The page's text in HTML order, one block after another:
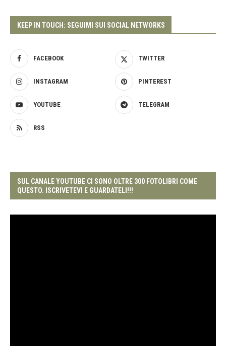
KEEP IN TOUCH: SEGUIMI SUI SOCIAL NETWORKS
FACEBOOK TWITTER
INSTAGRAM PINTEREST
YOUTUBE TELEGRAM
RSS
SUL CANALE YOUTUBE CI SONO OLTRE 300 FOTOLIBRI COME
QUESTO. ISCRIVETEVI E GUARDATELI!!!